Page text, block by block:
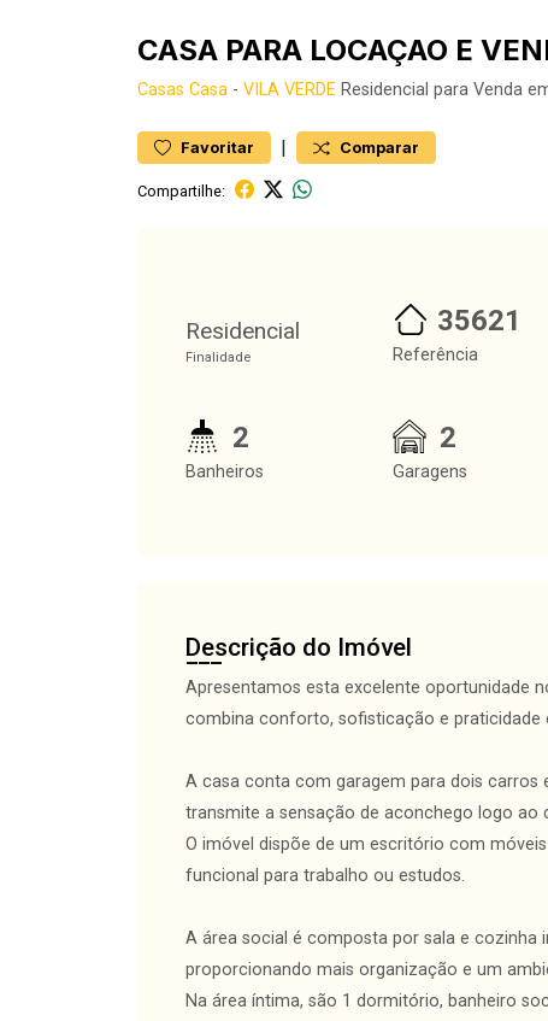
CASA PARA LOCAÇAO E
Casas Casa - VILA VERDE Residencial para Venda
Favoritar | Comparar
Compartilhe:
Residencial
Finalidade
35621
Referência
2
Banheiros
2
Garagens
Descrição do Imóvel
Apresentamos esta excelente oportunidade
combina conforto, sofisticação e praticidade
A casa conta com garagem para dois carros
transmite a sensação de aconchego logo ao
O imóvel dispõe de um escritório com
funcional para trabalho ou estudos.
A área social é composta por sala e cozinha
proporcionando mais organização e um
Na área íntima, são 1 dormitório, banheiro